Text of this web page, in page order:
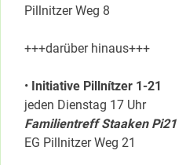
Pillnitzer Weg 8
+++darüber hinaus+++
• Initiative Pillnítzer 1-21
jeden Dienstag 17 Uhr
Familientreff Staaken Pi21
EG Pillnitzer Weg 21